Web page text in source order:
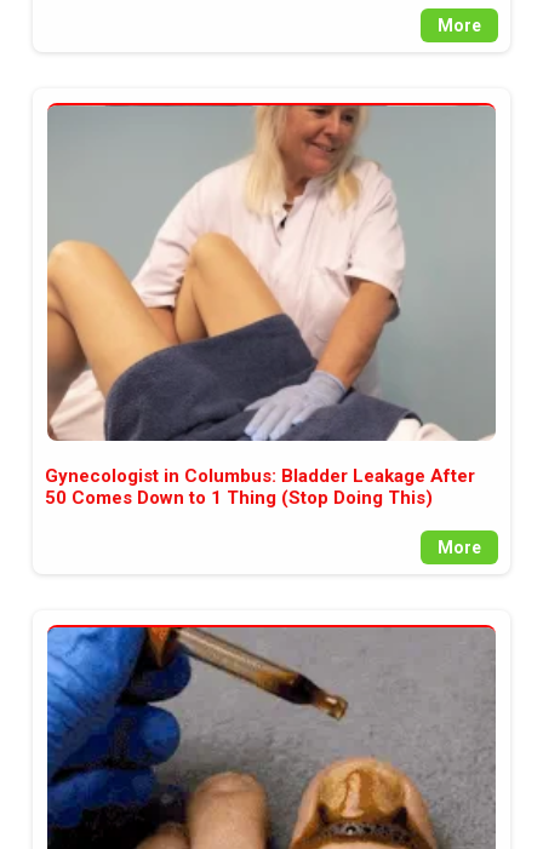
More
Gynecologist in Columbus: Bladder Leakage After
50 Comes Down to 1 Thing (Stop Doing This)
More